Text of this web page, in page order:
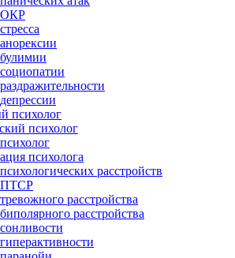
ОКР
психолог
психолог
психолога
расстройств
ПТСР
расстройства
расстройства